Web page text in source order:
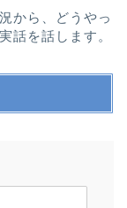
から、
どうやっ
話を話します。